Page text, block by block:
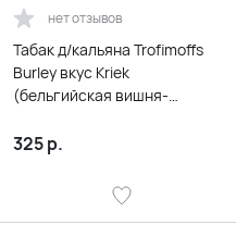
нет отзывов
Табак д/кальяна Trofimoffs
Burley вкус Kriek
(бельгийская вишня-
325р.